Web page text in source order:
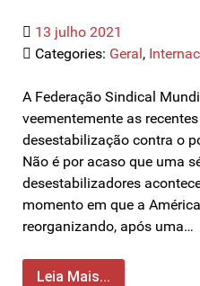
13 julho 2021
Categories: Geral,
A Federação Sindical
veementemente as
desestabilização contra o
Não é por acaso que uma
desestabilizadores
momento em que a
reorganizando, após uma…
Leia Mais...